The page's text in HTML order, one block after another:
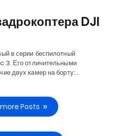
DJI
в серии беспилотный
3. Его отличительными
двух камер на борту:…
Posts